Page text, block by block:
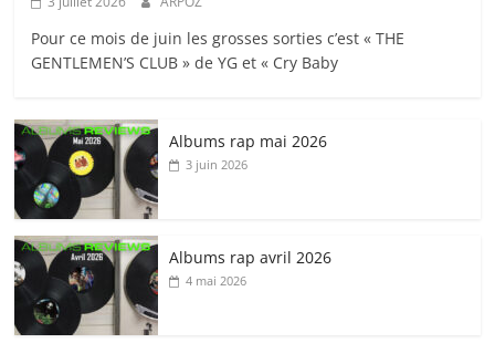
Pour ce mois de juin les grosses sorties c’est « THE
GENTLEMEN’S CLUB » de YG et « Cry Baby
Albums rap mai 2026
3 juin 2026
Albums rap avril 2026
4 mai 2026